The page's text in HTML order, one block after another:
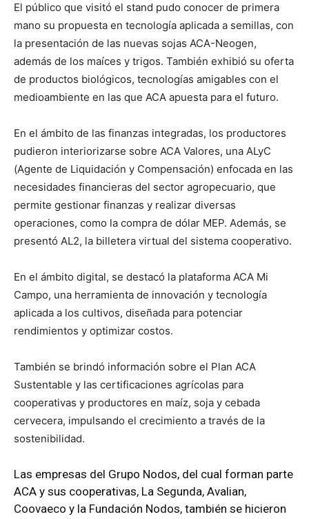
El público que visitó el stand pudo conocer de primera
mano su propuesta en tecnología aplicada a semillas, con
la presentación de las nuevas sojas ACA-Neogen,
además de los maíces y trigos. También exhibió su oferta
de productos biológicos, tecnologías amigables con el
medioambiente en las que ACA apuesta para el futuro.
En el ámbito de las finanzas integradas, los productores
pudieron interiorizarse sobre ACA Valores, una ALyC
(Agente de Liquidación y Compensación) enfocada en las
necesidades financieras del sector agropecuario, que
permite gestionar finanzas y realizar diversas
operaciones, como la compra de dólar MEP. Además, se
presentó AL2, la billetera virtual del sistema cooperativo.
En el ámbito digital, se destacó la plataforma ACA Mi
Campo, una herramienta de innovación y tecnología
aplicada a los cultivos, diseñada para potenciar
rendimientos y optimizar costos.
También se brindó información sobre el Plan ACA
Sustentable y las certificaciones agrícolas para
cooperativas y productores en maíz, soja y cebada
cervecera, impulsando el crecimiento a través de la
sostenibilidad.
Las empresas del Grupo Nodos, del cual forman parte
ACA y sus cooperativas, La Segunda, Avalian,
Coovaeco y la Fundación Nodos, también se hicieron